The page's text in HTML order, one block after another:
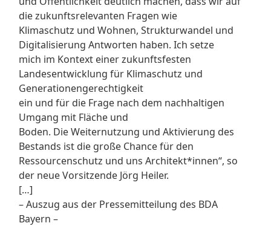
die zukunftsrelevanten Fragen wie
Klimaschutz und Wohnen, Strukturwandel und
Digitalisierung Antworten haben. Ich setze
mich im Kontext einer zukunftsfesten
Landesentwicklung für Klimaschutz und
Generationengerechtigkeit
ein und für die Frage nach dem nachhaltigen
Umgang mit Fläche und
Boden. Die Weiternutzung und Aktivierung des
Bestands ist die große Chance für den
Ressourcenschutz und uns Architekt*innen“, so
der neue Vorsitzende Jörg Heiler.
[…]
– Auszug aus der Pressemitteilung des BDA
Bayern –